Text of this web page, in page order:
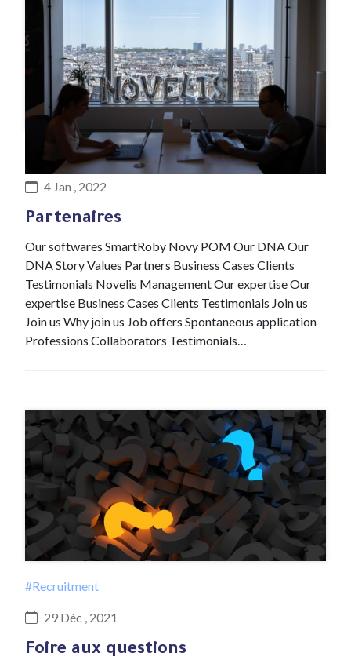
4 Jan , 2022
Partenaires
Our softwares SmartRoby Novy POM Our DNA Our
DNA Story Values Partners Business Cases Clients
Testimonials Novelis Management Our expertise Our
expertise Business Cases Clients Testimonials Join us
Join us Why join us Job offers Spontaneous application
Professions Collaborators Testimonials…
#Recruitment
29 Déc , 2021
Foire aux questions